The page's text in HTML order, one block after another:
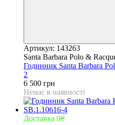
Артикул: 143263
Santa Barbara Polo &
Годинник Santa Barbara
2
6 500 грн
Немає в наявності
Доставка 0₴